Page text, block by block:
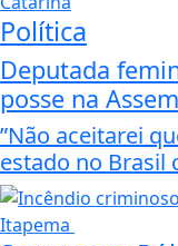
Política
Deputada
posse na
”Não aceitarei
estado no Brasil